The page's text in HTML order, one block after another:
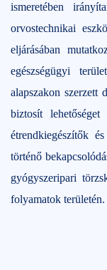
ismeretében
orvostechnikai
eljárásában
egészségügyi
alapszakon szerzett
biztosít
étrendkiegészítők
történő
gyógyszeripari
folyamatok területén.